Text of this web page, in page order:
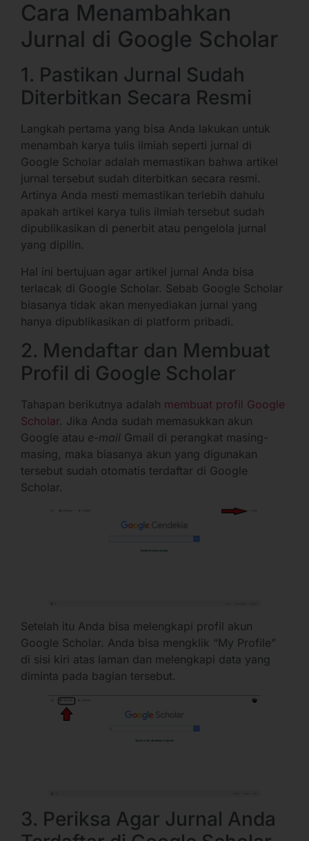
Cara Menambahkan
Jurnal di Google Scholar
1. Pastikan Jurnal Sudah
Diterbitkan Secara Resmi
Langkah pertama yang bisa Anda lakukan untuk
menambah karya tulis ilmiah seperti jurnal di
Google Scholar adalah memastikan bahwa artikel
jurnal tersebut sudah diterbitkan secara resmi.
Artinya Anda mesti memastikan terlebih dahulu
apakah artikel karya tulis ilmiah tersebut sudah
dipublikasikan di penerbit atau pengelola jurnal
yang dipilin.
Hal ini bertujuan agar artikel jurnal Anda bisa
terlacak di Google Scholar. Sebab Google Scholar
biasanya tidak akan menyediakan jurnal yang
hanya dipublikasikan di platform pribadi.
2. Mendaftar dan Membuat
Profil di Google Scholar
Tahapan berikutnya adalah membuat profil Google
Scholar. Jika Anda sudah memasukkan akun
Google atau e-mail Gmail di perangkat masing-
masing, maka biasanya akun yang digunakan
tersebut sudah otomatis terdaftar di Google
Scholar.
Setelah itu Anda bisa melengkapi profil akun
Google Scholar. Anda bisa mengklik “My Profile”
di sisi kiri atas laman dan melengkapi data yang
diminta pada bagian tersebut.
3. Periksa Agar Jurnal Anda